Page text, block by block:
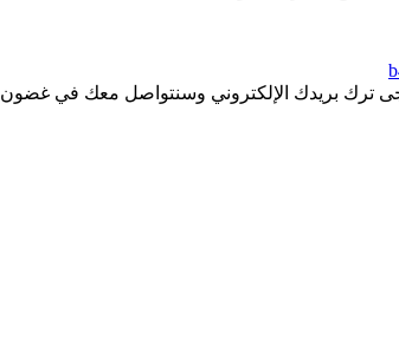
ترك بريدك الإلكتروني وسنتواصل معك في غضون 24 ساعة.